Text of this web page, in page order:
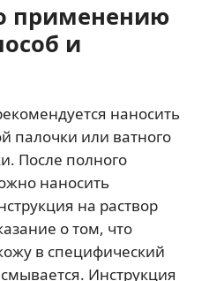
применению
и
наносить
палочки или ватного
После полного
наносить
на раствор
о том, что
в специфический
Инструкция